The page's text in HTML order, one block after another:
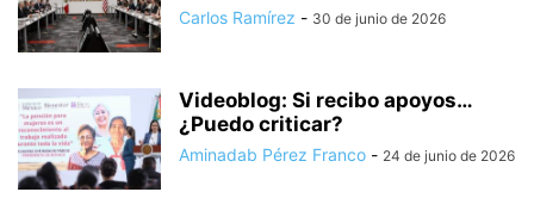
Carlos Ramírez - 30 de junio de 2026
Videoblog: Si recibo apoyos…
¿Puedo criticar?
Aminadab Pérez Franco - 24 de junio de 2026